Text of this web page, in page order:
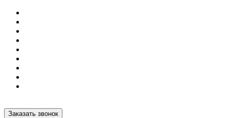
Заказать звонок